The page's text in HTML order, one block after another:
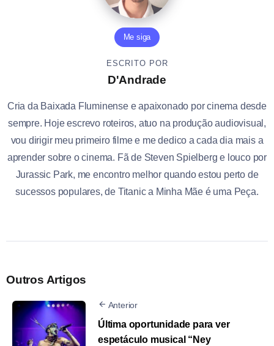
Me siga
ESCRITO POR
D'Andrade
Cria da Baixada Fluminense e apaixonado por cinema desde
sempre. Hoje escrevo roteiros, atuo na produção audiovisual,
vou dirigir meu primeiro filme e me dedico a cada dia mais a
aprender sobre o cinema. Fã de Steven Spielberg e louco por
Jurassic Park, me encontro melhor quando estou perto de
sucessos populares, de Titanic a Minha Mãe é uma Peça.
Outros Artigos
Anterior
Última oportunidade para ver
espetáculo musical “Ney